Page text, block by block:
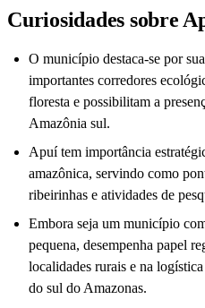
Curiosidades sobre
O município destaca-se por
importantes corredores
floresta e possibilitam a
Amazônia sul.
Apuí tem importância
amazônica, servindo como
ribeirinhas e atividades de
Embora seja um município
pequena, desempenha papel
localidades rurais e na
do sul do Amazonas.